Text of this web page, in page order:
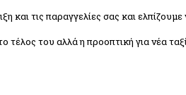
και τις παραγγελίες σας και
τέλος του αλλά η προοπτική για νέα